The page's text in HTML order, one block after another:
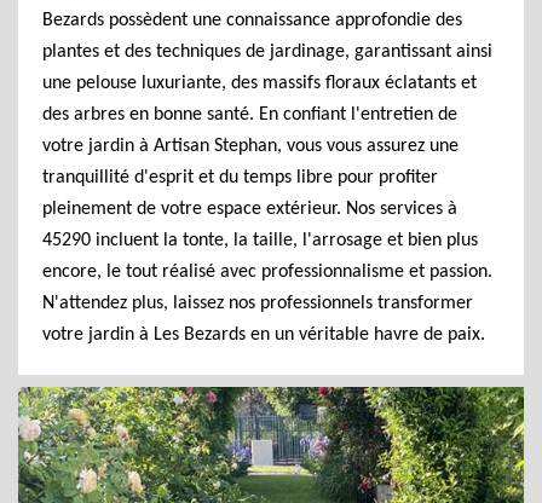
Bezards possèdent une connaissance approfondie des
plantes et des techniques de jardinage, garantissant ainsi
une pelouse luxuriante, des massifs floraux éclatants et
des arbres en bonne santé. En confiant l'entretien de
votre jardin à Artisan Stephan, vous vous assurez une
tranquillité d'esprit et du temps libre pour profiter
pleinement de votre espace extérieur. Nos services à
45290 incluent la tonte, la taille, l'arrosage et bien plus
encore, le tout réalisé avec professionnalisme et passion.
N'attendez plus, laissez nos professionnels transformer
votre jardin à Les Bezards en un véritable havre de paix.